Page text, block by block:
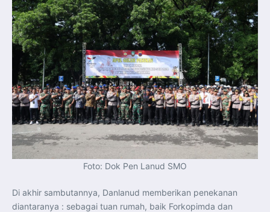
Foto: Dok Pen Lanud SMO
Di akhir sambutannya, Danlanud memberikan penekanan
diantaranya : sebagai tuan rumah, baik Forkopimda dan